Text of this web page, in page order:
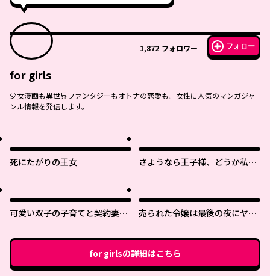
1,872 フォロワー フォロー
for girls
少女漫画も異世界ファンタジーもオトナの恋愛も。女性に人気のマンガジャ
ンル情報を発信します。
死にたがりの王女
さようなら王子様、どうか私の
可愛い双子の子育てと契約妻は
売られた令嬢は最後の夜にヤリ
ていると、迎えに来たのは激重
王子様でした〜
for girlsの詳細はこちら